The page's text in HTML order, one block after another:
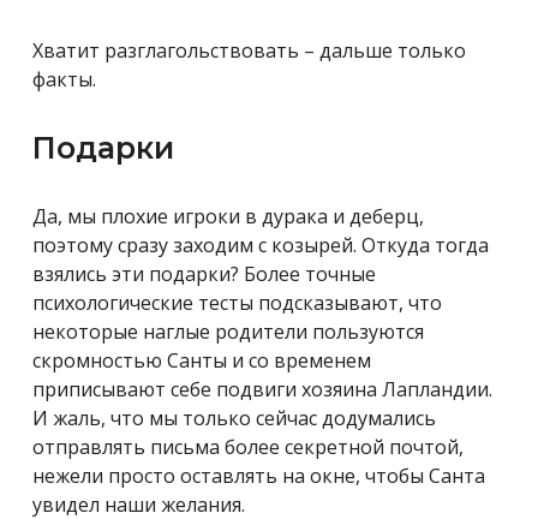
Хватит разглагольствовать – дальше только
факты.
Подарки
Да, мы плохие игроки в дурака и деберц,
поэтому сразу заходим с козырей. Откуда тогда
взялись эти подарки? Более точные
психологические тесты подсказывают, что
некоторые наглые родители пользуются
скромностью Санты и со временем
приписывают себе подвиги хозяина Лапландии.
И жаль, что мы только сейчас додумались
отправлять письма более секретной почтой,
нежели просто оставлять на окне, чтобы Санта
увидел наши желания.